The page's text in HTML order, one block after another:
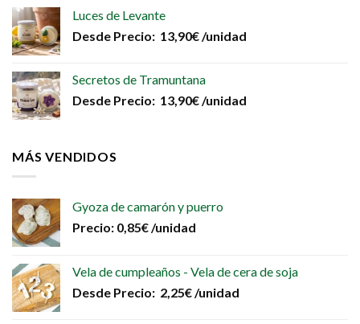
Luces de Levante
Desde Precio: 13,90€/unidad
Secretos de Tramuntana
Desde Precio: 13,90€/unidad
MÁS VENDIDOS
Gyoza de camarón y puerro
Precio: 0,85€/unidad
Vela de cumpleaños - Vela de cera de soja
Desde Precio: 2,25€/unidad